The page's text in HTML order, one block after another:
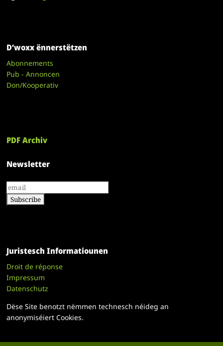
D’woxx ënnerstëtzen
Abonnements
Pub - Annoncen
Don/Kooperativ
PDF Archiv
Newsletter
Juristesch Informatiounen
Droit de réponse
Impressum
Datenschutz
Dëse Site benotzt nëmmen technesch néideg an
anonymiséiert Cookies.